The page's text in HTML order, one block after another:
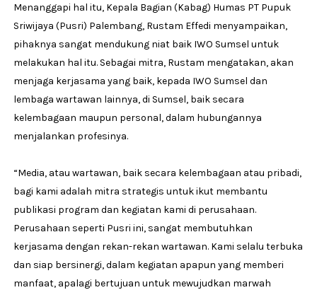
Menanggapi hal itu, Kepala Bagian (Kabag) Humas PT Pupuk
Sriwijaya (Pusri) Palembang, Rustam Effedi menyampaikan,
pihaknya sangat mendukung niat baik IWO Sumsel untuk
melakukan hal itu. Sebagai mitra, Rustam mengatakan, akan
menjaga kerjasama yang baik, kepada IWO Sumsel dan
lembaga wartawan lainnya, di Sumsel, baik secara
kelembagaan maupun personal, dalam hubungannya
menjalankan profesinya.
“Media, atau wartawan, baik secara kelembagaan atau pribadi,
bagi kami adalah mitra strategis untuk ikut membantu
publikasi program dan kegiatan kami di perusahaan.
Perusahaan seperti Pusri ini, sangat membutuhkan
kerjasama dengan rekan-rekan wartawan. Kami selalu terbuka
dan siap bersinergi, dalam kegiatan apapun yang memberi
manfaat, apalagi bertujuan untuk mewujudkan marwah